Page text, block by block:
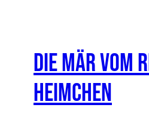
Die Mär vom
Heimchen